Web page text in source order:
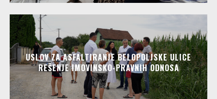
USLOV ZA ASFALTIRANJE BELOPOLJSKE ULICE
REŠENJE IMOVINSKO-PRAVNIH ODNOSA